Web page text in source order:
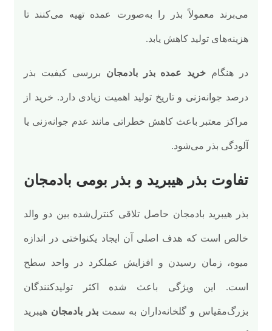
می‌برند معمولاً بذر را به‌صورت عمده تهیه می‌کنند تا
هزینه‌های تولید کاهش یابد.
در هنگام خرید عمده بذر بادمجان بررسی کیفیت بذر
درصد جوانه‌زنی و تاریخ تولید اهمیت زیادی دارد. خرید از
مراکز معتبر باعث کاهش خطراتی مانند عدم جوانه‌زنی یا
آلودگی بذر می‌شود.
تفاوت بذر هیبرید و بذر بومی بادمجان
بذر هیبرید بادمجان حاصل تلاقی کنترل‌شده بین دو والد
خالص است که هدف اصلی آن ایجاد یکنواختی در اندازه
میوه، زمان رسیدن و افزایش عملکرد در واحد سطح
است. این ویژگی باعث شده اکثر تولیدکنندگان
بزرگ‌مقیاس و گلخانه‌داران به سمت بذر بادمجان هیبرید